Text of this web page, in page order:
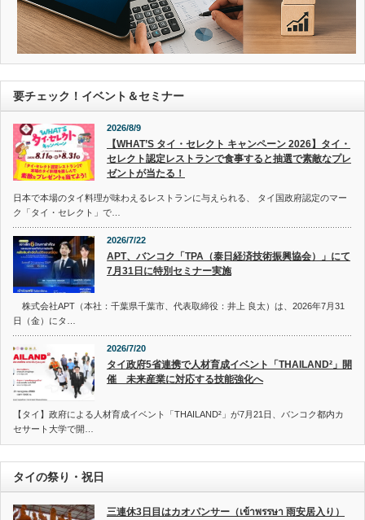
要チェック！イベント＆セミナー
2026/8/9
【WHAT’S タイ・セレクト キャンペーン 2026】タイ・
セレクト認定レストランで食事すると抽選で素敵なプレ
ゼントが当たる！
日本で本場のタイ料理が味わえるレストランに与えられる、 タイ国政府認定のマー
ク「タイ・セレクト」で…
2026/7/22
APT、バンコク「TPA（泰日経済技術振興協会）」にて
7月31日に特別セミナー実施
株式会社APT（本社：千葉県千葉市、代表取締役：井上 良太）は、2026年7月31
日（金）にタ…
2026/7/20
タイ政府5省連携で人材育成イベント「THAILAND²」開
催 未来産業に対応する技能強化へ
【タイ】政府による人材育成イベント「THAILAND²」が7月21日、バンコク都内カ
セサート大学で開…
タイの祭り・祝日
三連休3日目はカオパンサー（เข้าพรรษา 雨安居入り）